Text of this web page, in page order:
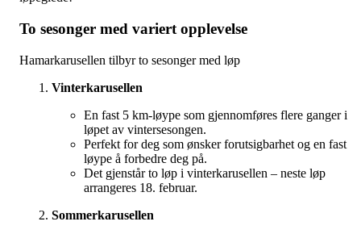
To sesonger med variert opplevelse
Hamarkarusellen tilbyr to sesonger med løp
Vinterkarusellen
En fast 5 km-løype som gjennomføres flere ganger i
løpet av vintersesongen.
Perfekt for deg som ønsker forutsigbarhet og en fast
løype å forbedre deg på.
Det gjenstår to løp i vinterkarusellen – neste løp
arrangeres 18. februar.
Sommerkarusellen